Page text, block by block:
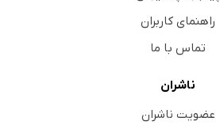
راهنمای کاربران
تماس با ما
ناشران
عضویت ناشران